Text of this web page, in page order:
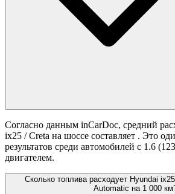
Согласно данным inCarDoc, средний
ix25 / Creta на шоссе составляет . Это
результатов среди автомобилей с 1.6
двигателем.
Сколько топлива расходует Hyundai
Automatic на 1 000